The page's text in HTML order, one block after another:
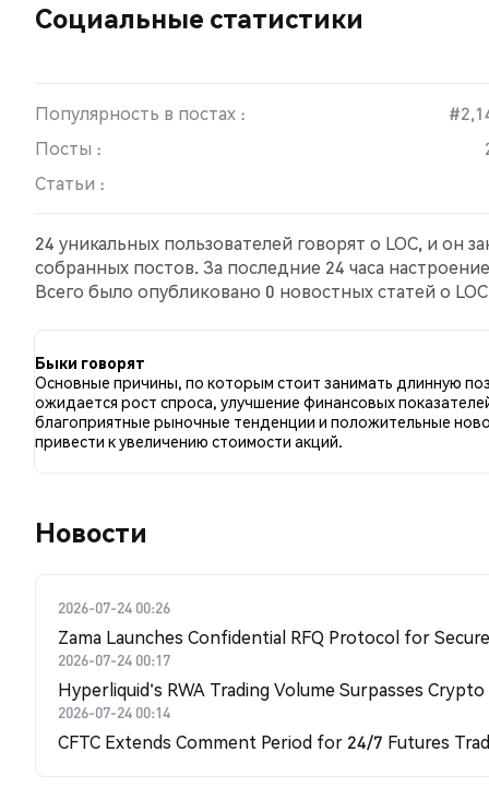
Социальные статистики
Популярность в постах :
Посты :
Статьи :
24 уникальных пользователей говорят о LOC, и он
собранных постов. За последние 24 часа
Всего было опубликовано 0 новостных статей о
Быки говорят
Основные причины, по которым стоит занимать длинную
ожидается рост спроса, улучшение финансовых
благоприятные рыночные тенденции и положительные
привести к увеличению стоимости акций.
Новости
2026-07-24 00:26
Zama Launches Confidential RFQ Protocol for
2026-07-24 00:17
Hyperliquid's RWA Trading Volume Surpasses
2026-07-24 00:14
CFTC Extends Comment Period for 24/7 Futures